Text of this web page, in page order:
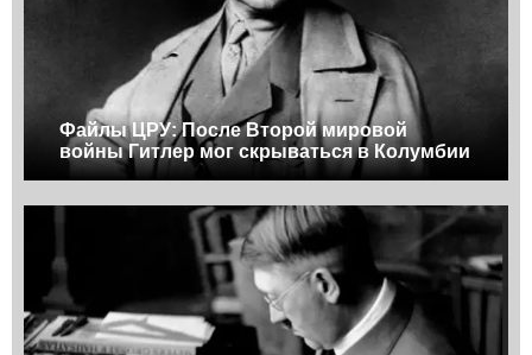
Файлы ЦРУ: После Второй мировой
войны Гитлер мог скрываться в Колумбии